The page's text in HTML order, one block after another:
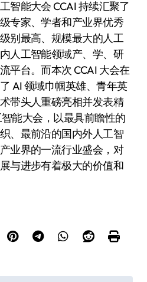
智能大会 CCAI 持续汇聚了
专家、学者和产业界优秀
别最高、规模最大的人工
人工智能领域产、学、研
平台。而本次 CCAI 大会在
AI 领域巾帼英雄、青年英
带头人重磅亮相并发表精
能大会，以最具前瞻性的
、最前沿的国内外人工智
业界的一流行业盛会，对
与进步有着极大的价值和